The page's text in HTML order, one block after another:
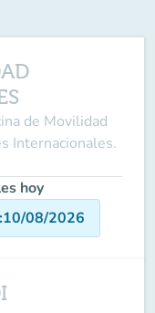
de Movilidad
Internacionales.
hoy
:10/08/2026